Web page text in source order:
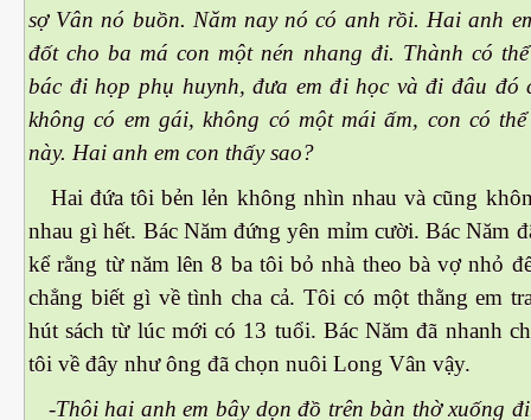
sợ Vân nó buồn. Năm nay nó có anh rồi. Hai anh
đốt cho ba má con một nén nhang đi. Thành có
bác đi họp phụ huynh, đưa em đi học và đi đâu đó
không có em gái, không có một mái ấm, con có
này. Hai anh em con thấy sao?
Hai đứa tôi bẻn lẻn không nhìn nhau và cũng
nhau gì hết. Bác Năm đứng yên mỉm cười. Bác Năm
kể rằng từ năm lên 8 ba tôi bỏ nhà theo bà vợ nhỏ
chẳng biết gì về tình cha cả. Tôi có một thằng em
hút sách từ lúc mới có 13 tuổi. Bác Năm đã nhanh
tôi về đây như ông đã chọn nuôi Long Vân vậy.
-Thôi hai anh em bây dọn đồ trên bàn thờ xuống